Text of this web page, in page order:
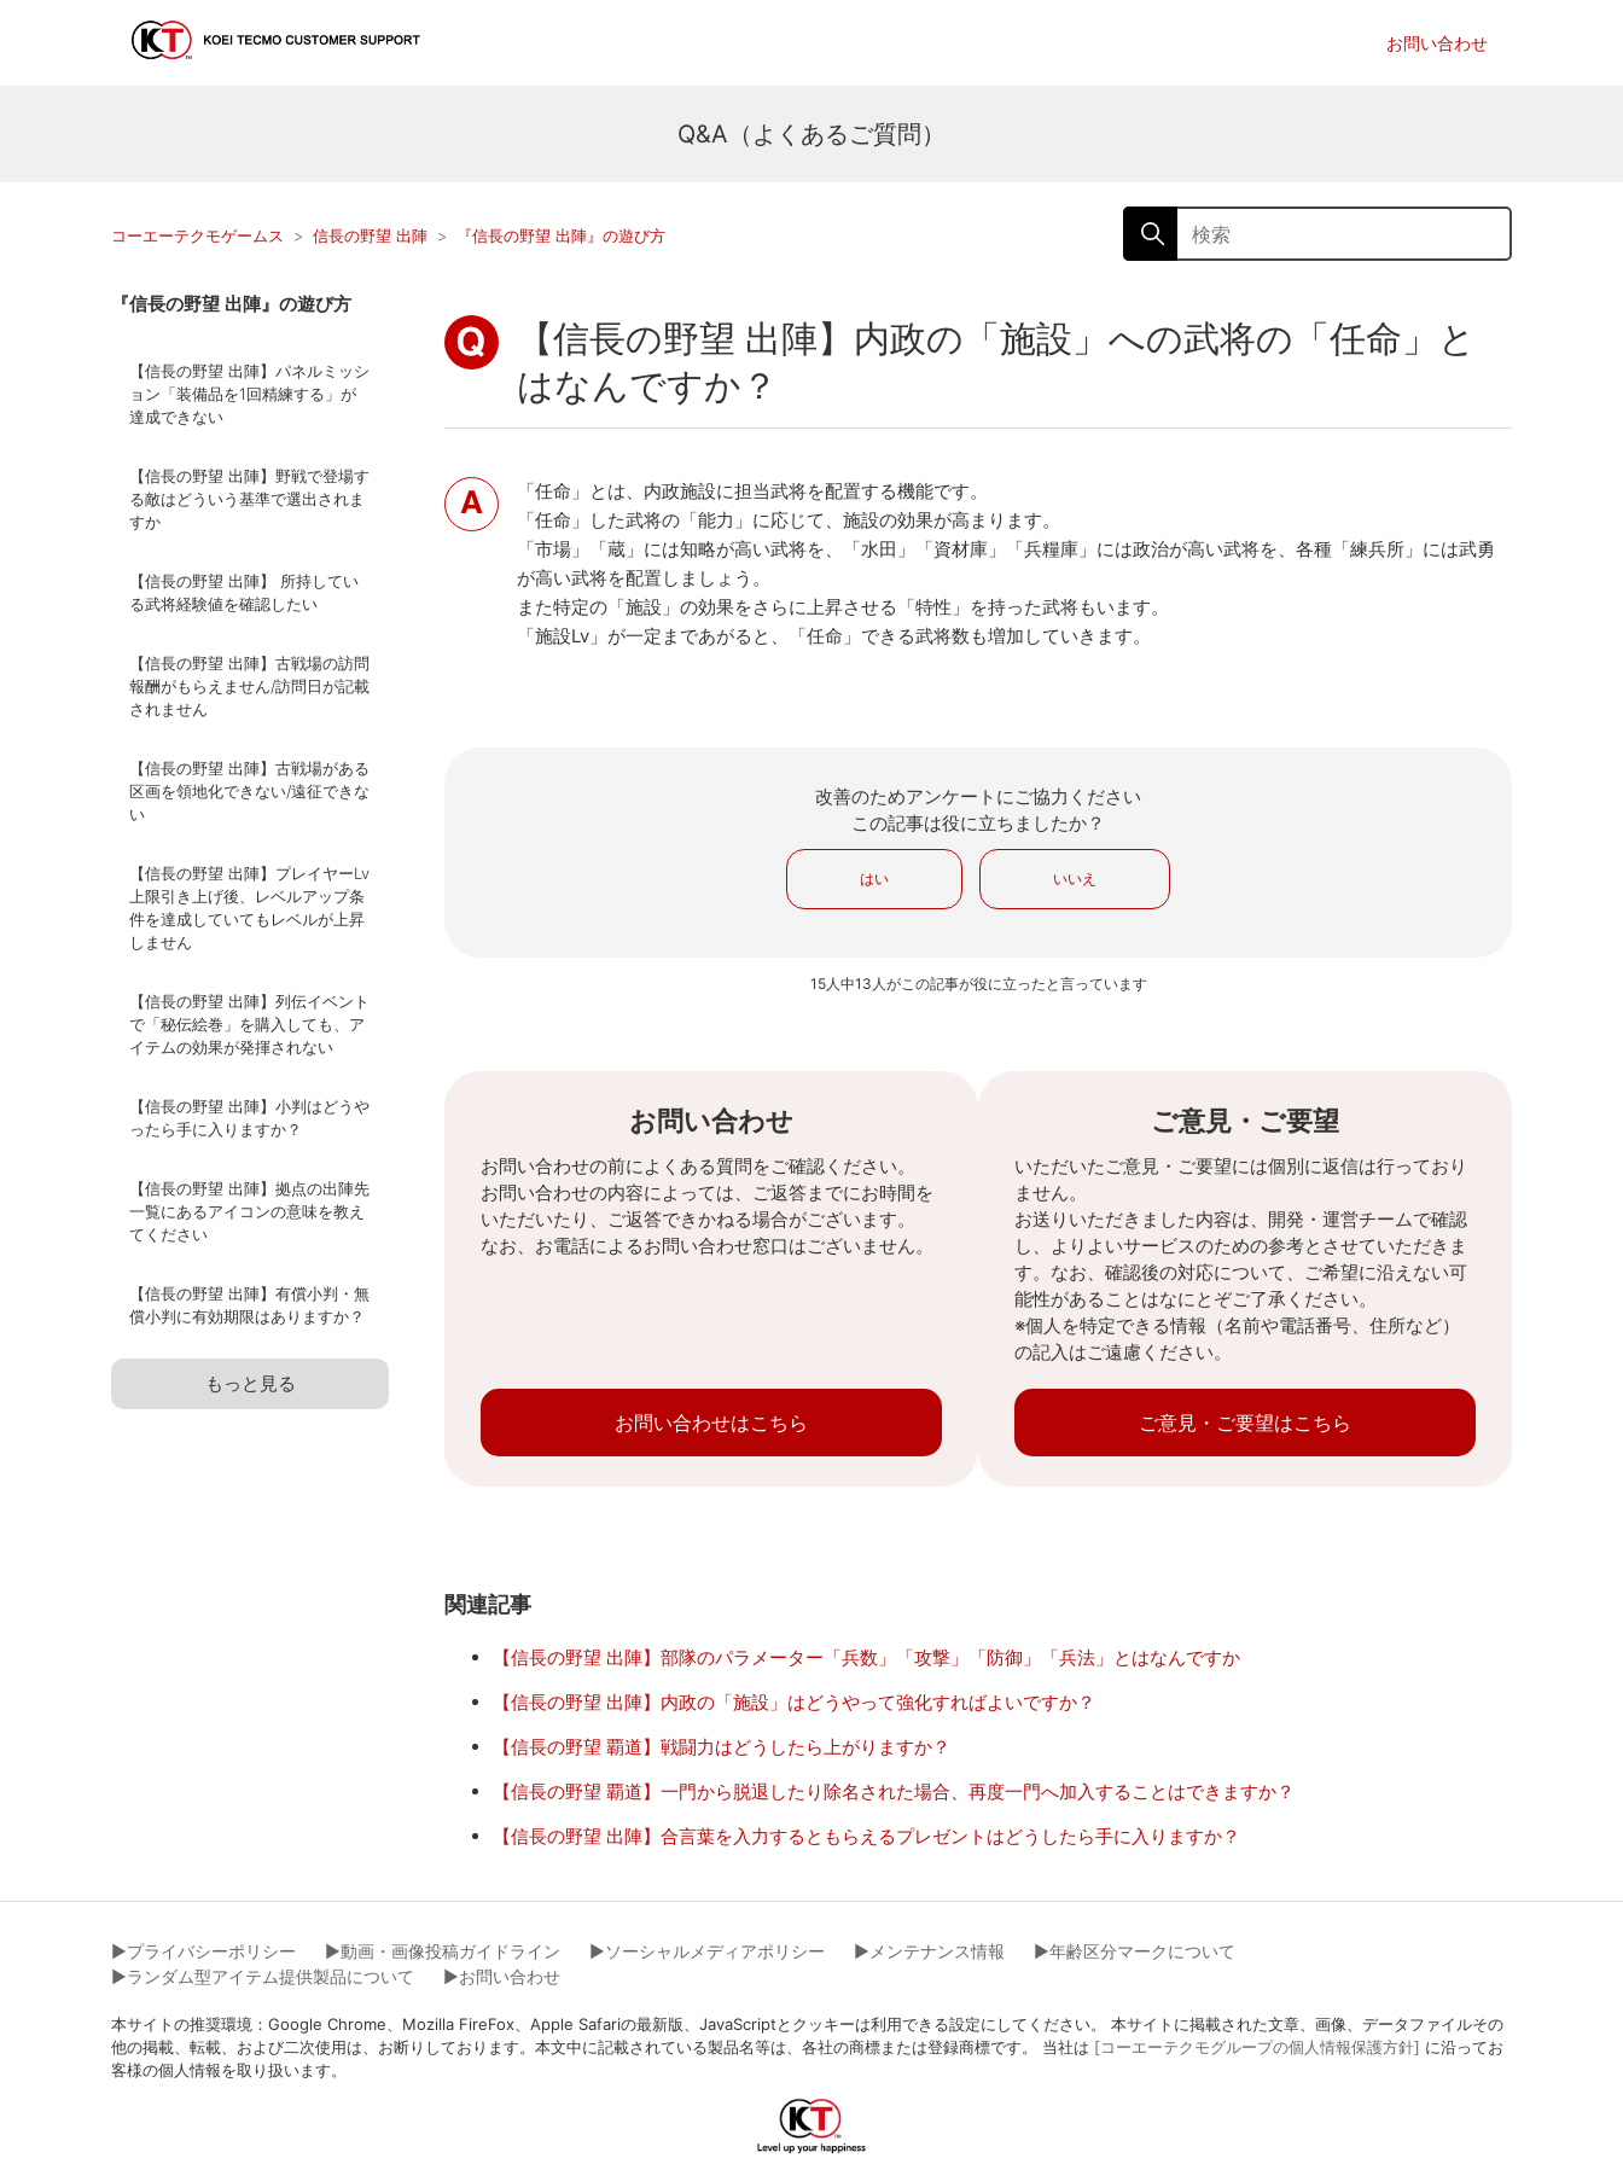
お問い合わせ
Q&A（よくあるご質問）
コーエーテクモゲームス 信長の野望 出陣 『信長の野望 出陣』の遊び方
『信長の野望 出陣』の遊び方
【信長の野望 出陣】パネルミッシ
ョン「装備品を1回精練する」が
達成できない
【信長の野望 出陣】野戦で登場す
る敵はどういう基準で選出されま
すか
【信長の野望 出陣】 所持してい
る武将経験値を確認したい
【信長の野望 出陣】古戦場の訪問
報酬がもらえません/訪問日が記載
されません
【信長の野望 出陣】古戦場がある
区画を領地化できない/遠征できな
い
【信長の野望 出陣】プレイヤーLv
上限引き上げ後、レベルアップ条
件を達成していてもレベルが上昇
しません
【信長の野望 出陣】列伝イベント
で「秘伝絵巻」を購入しても、ア
イテムの効果が発揮されない
【信長の野望 出陣】小判はどうや
ったら手に入りますか？
【信長の野望 出陣】拠点の出陣先
一覧にあるアイコンの意味を教え
てください
【信長の野望 出陣】有償小判・無
償小判に有効期限はありますか？
もっと見る
【信長の野望 出陣】内政の「施設」への武将の「任命」と
はなんですか？
「任命」とは、内政施設に担当武将を配置する機能です。
「任命」した武将の「能力」に応じて、施設の効果が高まります。
「市場」「蔵」には知略が高い武将を、「水田」「資材庫」「兵糧庫」には政治が高い武将を、各種「練兵所」には武勇
が高い武将を配置しましょう。
また特定の「施設」の効果をさらに上昇させる「特性」を持った武将もいます。
「施設Lv」が一定まであがると、「任命」できる武将数も増加していきます。
改善のためアンケートにご協力ください
この記事は役に立ちましたか？
はい いいえ
15人中13人がこの記事が役に立ったと言っています
お問い合わせ
お問い合わせの前によくある質問をご確認ください。
お問い合わせの内容によっては、ご返答までにお時間を
いただいたり、ご返答できかねる場合がございます。
なお、お電話によるお問い合わせ窓口はございません。
お問い合わせはこちら
ご意見・ご要望
いただいたご意見・ご要望には個別に返信は行っており
ません。
お送りいただきました内容は、開発・運営チームで確認
し、よりよいサービスのための参考とさせていただきま
す。なお、確認後の対応について、ご希望に沿えない可
能性があることはなにとぞご了承ください。
※個人を特定できる情報（名前や電話番号、住所など）
の記入はご遠慮ください。
ご意見・ご要望はこちら
関連記事
【信長の野望 出陣】部隊のパラメーター「兵数」「攻撃」「防御」「兵法」とはなんですか
【信長の野望 出陣】内政の「施設」はどうやって強化すればよいですか？
【信長の野望 覇道】戦闘力はどうしたら上がりますか？
【信長の野望 覇道】一門から脱退したり除名された場合、再度一門へ加入することはできますか？
【信長の野望 出陣】合言葉を入力するともらえるプレゼントはどうしたら手に入りますか？
▶︎プライバシーポリシー ▶︎動画・画像投稿ガイドライン ▶︎ソーシャルメディアポリシー ▶︎メンテナンス情報
▶︎年齢区分マークについて
▶︎ランダム型アイテム提供製品について
▶︎お問い合わせ
本サイトの推奨環境：Google Chrome、Mozilla FireFox、Apple Safariの最新版、JavaScriptとクッキーは利用できる設定にしてください。 本サイトに掲載された文章、画像、データファイルその
他の掲載、転載、および二次使用は、お断りしております。本文中に記載されている製品名等は、各社の商標または登録商標です。 当社は [コーエーテクモグループの個人情報保護方針] に沿ってお
客様の個人情報を取り扱います。